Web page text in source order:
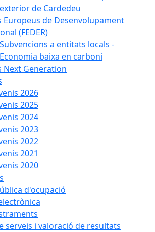
exterior de Cardedeu
Europeus de Desenvolupament
(FEDER)
Subvencions a entitats locals -
Economia baixa en carboni
Next Generation
2026
2025
2024
2023
2022
2021
2020
d'ocupació
serveis i valoració de resultats